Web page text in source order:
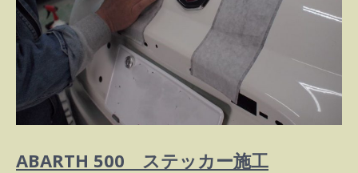
ABARTH 500 ステッカー施工